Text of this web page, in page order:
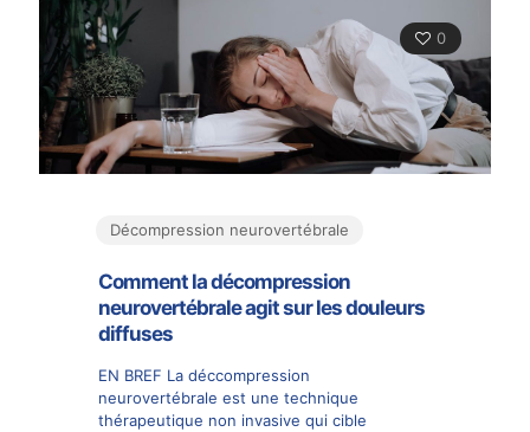
0
Décompression neurovertébrale
Comment la décompression
neurovertébrale agit sur les douleurs
diffuses
EN BREF La déccompression
neurovertébrale est une technique
thérapeutique non invasive qui cible